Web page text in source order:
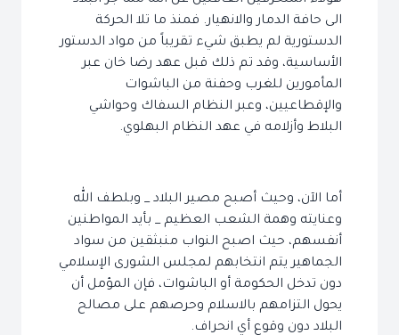
الى حافة الدمار والانهيار. فمنذ ما تلا الحركة
الدستورية لم يطبق شيء تقريباً من مواد الدستور
الأساسية، وقد تم ذلك قبل عهد رضا خان عبر
المأمورين للغرب وحفنة من الباشوات
والإقطاعيين، وعبر النظام السفاك وحواشي
البلاط وأزلامه في عهد النظام البهلوي.
أما الآن، وحيث أصبح مصير البلاد _ وبلطف الله
وعنايته وهمة الشعب العظيم _ بأيد المواطنين
أنفسهم، حيث اصبح النواب منبثقين من سواد
الجماهير يتم انتخابهم لمجلس الشورى الإسلامي
دون تدخل الحكومة أو الباشوات، فإن المؤمل أن
يحول التزامهم بالاسلام وحرصهم على مصالح
البلاد دون وقوع أي انحراف.